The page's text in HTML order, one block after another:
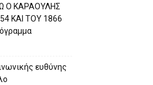
Ο ΚΑΡΑΟΥΛΗΣ
ΚΑΙ ΤΟΥ 1866
ευθύνης